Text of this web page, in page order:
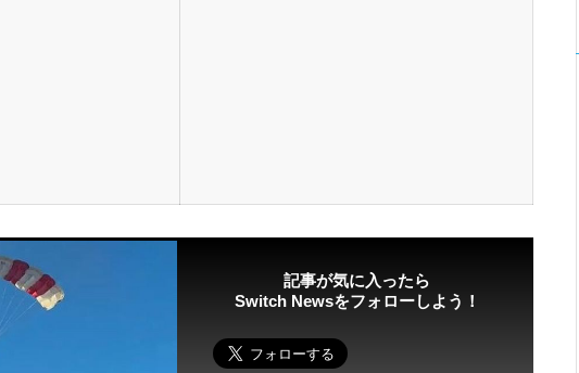
記事が気に入ったら
Switch Newsをフォローしよう！